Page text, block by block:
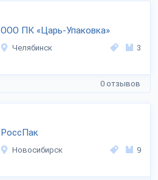
ООО ПК «Царь-Упаковка»
Челябинск 3
0 отзывов
РоссПак
Новосибирск 9